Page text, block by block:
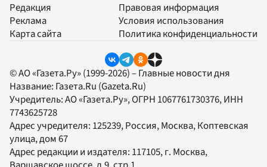
Редакция
Реклама
Карта сайта
Правовая информация
Условия использования
Политика конфиденциальности
© АО «Газета.Ру» (1999-2026) – Главные новости дня
Название: Газета.Ru (Gazeta.Ru)
Учредитель:АО «Газета.Ру», ОГРН 1067761730376, ИНН
7743625728
Адрес учредителя: 125239, Россия, Москва, Коптевская
улица, дом 67
Адрес редакции и издателя: 117105, г. Москва,